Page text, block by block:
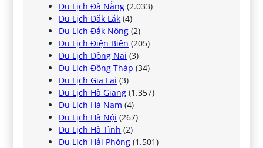
Du Lịch Đà Nẵng (2.033)
Du Lịch Đắk Lắk (4)
Du Lịch Đắk Nông (2)
Du Lịch Điện Biên (205)
Du Lịch Đồng Nai (3)
Du Lịch Đồng Tháp (34)
Du Lịch Gia Lai (3)
Du Lịch Hà Giang (1.357)
Du Lịch Hà Nam (4)
Du Lịch Hà Nội (267)
Du Lịch Hà Tĩnh (2)
Du Lịch Hải Phòng (1.501)